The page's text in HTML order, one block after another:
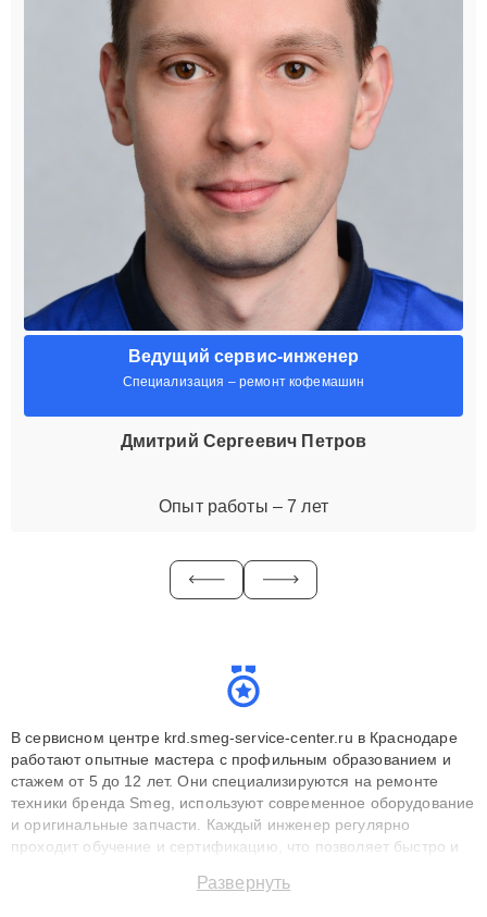
Ведущий сервис-инженер
Специализация – ремонт кофемашин
Дмитрий Сергеевич Петров
Опыт работы – 7 лет
В сервисном центре krd.smeg-service-center.ru в Краснодаре
работают опытные мастера с профильным образованием и
стажем от 5 до 12 лет. Они специализируются на ремонте
техники бренда Smeg, используют современное оборудование
и оригинальные запчасти. Каждый инженер регулярно
проходит обучение и сертификацию, что позволяет быстро и
сохранением гарантии до 3 лет. Наши мастера решают
Развернуть